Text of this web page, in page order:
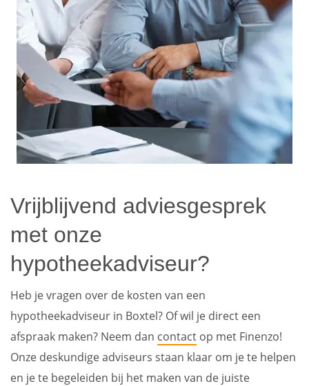
Vrijblijvend adviesgesprek
met onze
hypotheekadviseur?
Heb je vragen over de kosten van een
hypotheekadviseur in Boxtel? Of wil je direct een
afspraak maken? Neem dan contact op met Finenzo!
Onze deskundige adviseurs staan klaar om je te helpen
en je te begeleiden bij het maken van de juiste